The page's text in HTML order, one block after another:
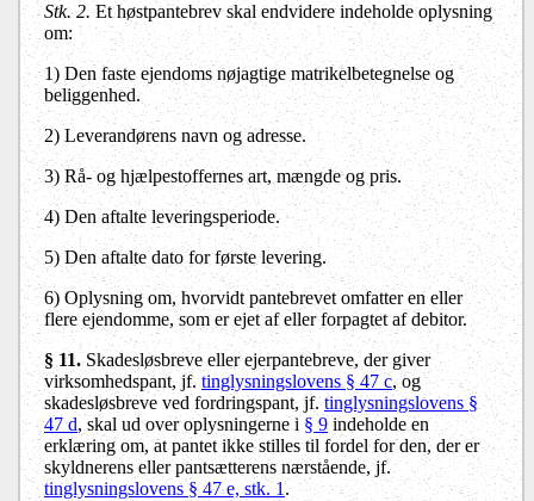
Stk. 2. Et høstpantebrev skal endvidere indeholde oplysning
om:
1) Den faste ejendoms nøjagtige matrikelbetegnelse og
beliggenhed.
2)Leverandørens navn og adresse.
3) Rå- og hjælpestoffernes art, mængde og pris.
4)Den aftalte leveringsperiode.
5)Den aftalte dato for første levering.
6) Oplysning om, hvorvidt pantebrevet omfatter en eller
flere ejendomme, som er ejet af eller forpagtet af debitor.
§ 11.Skadesløsbreve eller ejerpantebreve, der giver
virksomhedspant, jf.tinglysningslovens § 47 c, og
skadesløsbreve ved fordringspant, jf.tinglysningslovens §
47 d, skal ud over oplysningerne i § 9 indeholde en
erklæring om, at pantet ikke stilles til fordel for den, der er
skyldnerens eller pantsætterens nærstående, jf.
tinglysningslovens § 47 e, stk. 1.